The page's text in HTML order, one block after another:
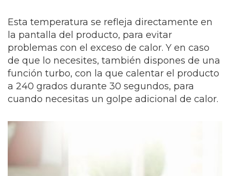
Esta temperatura se refleja directamente en
la pantalla del producto, para evitar
problemas con el exceso de calor. Y en caso
de que lo necesites, también dispones de una
función turbo, con la que calentar el producto
a 240 grados durante 30 segundos, para
cuando necesitas un golpe adicional de calor.